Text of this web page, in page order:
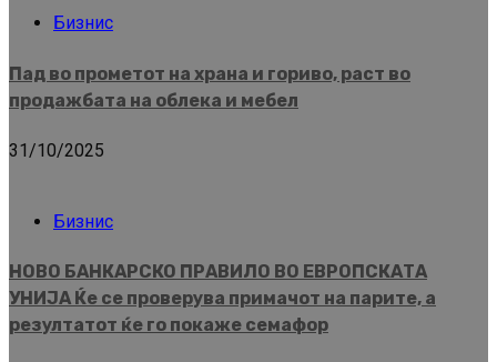
Бизнис
Пад во прометот на храна и гориво, раст во
продажбата на облека и мебел
31/10/2025
Бизнис
НОВО БАНКАРСКО ПРАВИЛО ВО ЕВРОПСКАТА
УНИЈА Ќе се проверува примачот на парите, а
резултатот ќе го покаже семафор